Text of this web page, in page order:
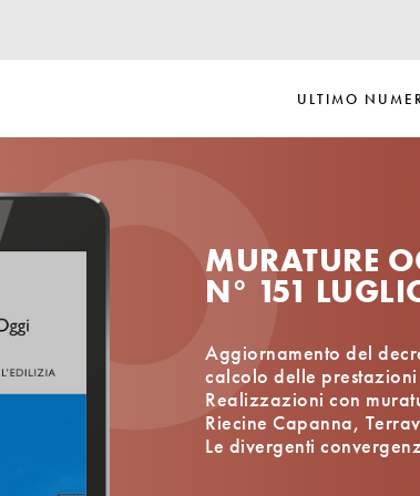
ULTIMO
MURATURE
N° 151
Aggiornamento del
calcolo delle
Realizzazioni con
Riecine Capanna,
Le divergenti